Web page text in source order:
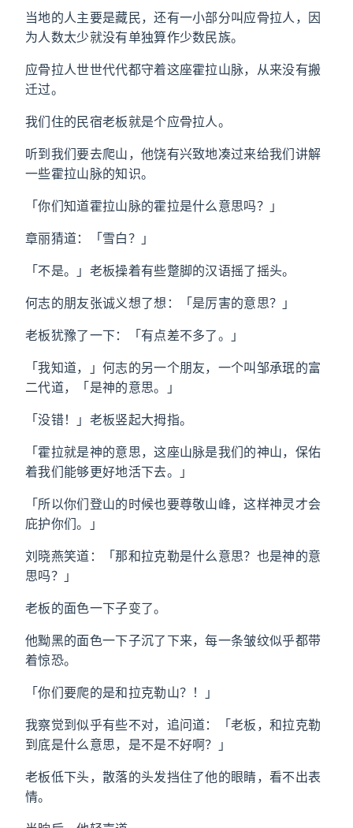
当地的人主要是藏民，还有一小部分叫应骨拉人，因
为人数太少就没有单独算作少数民族。
应骨拉人世世代代都守着这座霍拉山脉，从来没有搬
迁过。
我们住的民宿老板就是个应骨拉人。
听到我们要去爬山，他饶有兴致地凑过来给我们讲解
一些霍拉山脉的知识。
「你们知道霍拉山脉的霍拉是什么意思吗？」
章丽猜道：「雪白？」
「不是。」老板操着有些蹩脚的汉语摇了摇头。
何志的朋友张诚义想了想：「是厉害的意思？」
老板犹豫了一下：「有点差不多了。」
「我知道，」何志的另一个朋友，一个叫邹承珉的富
二代道，「是神的意思。」
「没错！」老板竖起大拇指。
「霍拉就是神的意思，这座山脉是我们的神山，保佑
着我们能够更好地活下去。」
「所以你们登山的时候也要尊敬山峰，这样神灵才会
庇护你们。」
刘晓燕笑道：「那和拉克勒是什么意思？也是神的意
思吗？」
老板的面色一下子变了。
他黝黑的面色一下子沉了下来，每一条皱纹似乎都带
着惊恐。
「你们要爬的是和拉克勒山？！」
我察觉到似乎有些不对，追问道：「老板，和拉克勒
到底是什么意思，是不是不好啊？」
老板低下头，散落的头发挡住了他的眼睛，看不出表
情。